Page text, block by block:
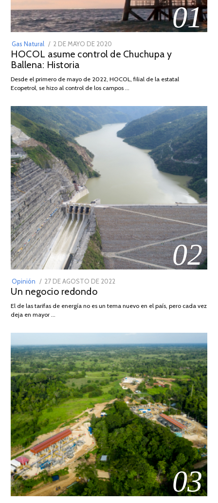
01
Gas Natural
POSTED
ON
2 DE MAYO DE 2020
DE
2026
HOCOL asume control de Chuchupa y
Ballena: Historia
Desde el primero de mayo de 2022, HOCOL, filial de la estatal
Ecopetrol, se hizo al control de los campos …
02
Opinión
POSTED
ON
27 DE AGOSTO DE 2022
DE
Un negocio redondo
El de las tarifas de energía no es un tema nuevo en el país, pero cada vez
deja en mayor …
03